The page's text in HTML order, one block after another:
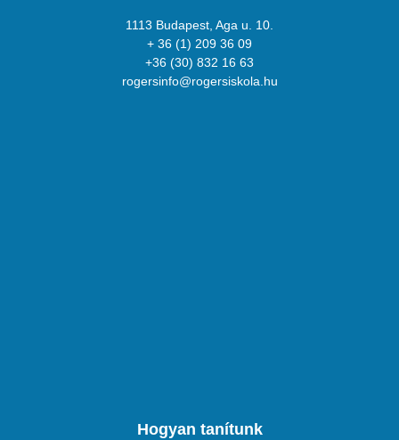
1113 Budapest, Aga u. 10.
+ 36 (1) 209 36 09
+36 (30) 832 16 63
rogersinfo@rogersiskola.hu
Hogyan tanítunk